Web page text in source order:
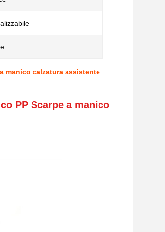
manico calzatura assistente
PP Scarpe a manico